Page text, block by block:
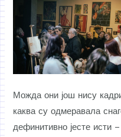
Можда они још нису
каква су одмеравала
дефинитивно јесте